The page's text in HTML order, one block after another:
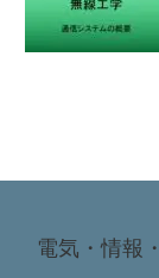
電気・情報